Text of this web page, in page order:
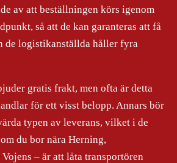
av att beställningen körs igenom
så att de kan garanteras att få
de logistikanställda håller fyra
gratis frakt, men ofta är detta
för ett visst belopp. Annars bör
typen av leverans, vilket i de
du bor nära Herning,
– är att låta transportören